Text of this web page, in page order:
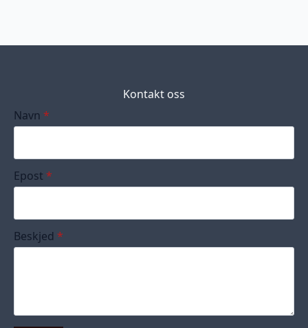
Kontakt oss
Navn *
Epost *
Beskjed *